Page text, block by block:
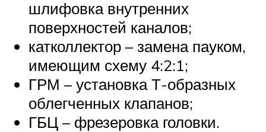
шлифовка внутренних
поверхностей каналов;
катколлектор – замена пауком,
имеющим схему 4:2:1;
ГРМ – установка Т-образных
облегченных клапанов;
ГБЦ – фрезеровка головки.